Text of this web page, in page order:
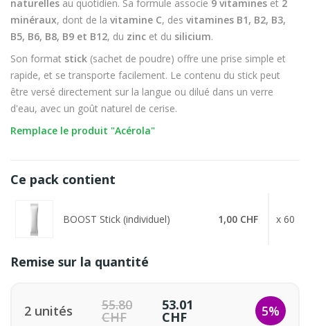
naturelles au quotidien. Sa formule associe 9 vitamines et 2
minéraux, dont de la vitamine C, des vitamines B1, B2, B3,
B5, B6, B8, B9 et B12, du zinc et du silicium.
Son format stick (sachet de poudre) offre une prise simple et
rapide, et se transporte facilement. Le contenu du stick peut
être versé directement sur la langue ou dilué dans un verre
d'eau, avec un goût naturel de cerise.
Remplace le produit "Acérola"
Ce pack contient
BOOST Stick (individuel) 1,00 CHF x 60
Remise sur la quantité
2 unités 55.80
CHF
53.01
CHF 5%